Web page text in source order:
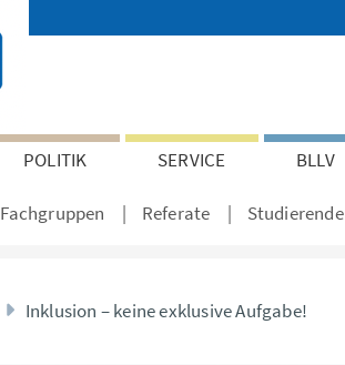
POLITIK SERVICE BLLV
Fachgruppen Referate Studierende
Inklusion – keine exklusive Aufgabe!